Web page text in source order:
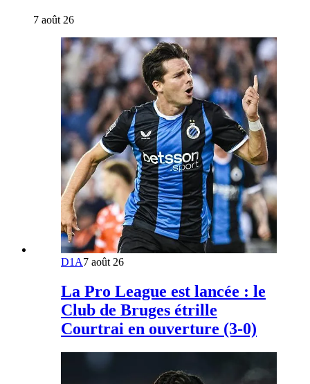
7 août 26
D1A7 août 26
La Pro League est lancée : le
Club de Bruges étrille
Courtrai en ouverture (3-0)